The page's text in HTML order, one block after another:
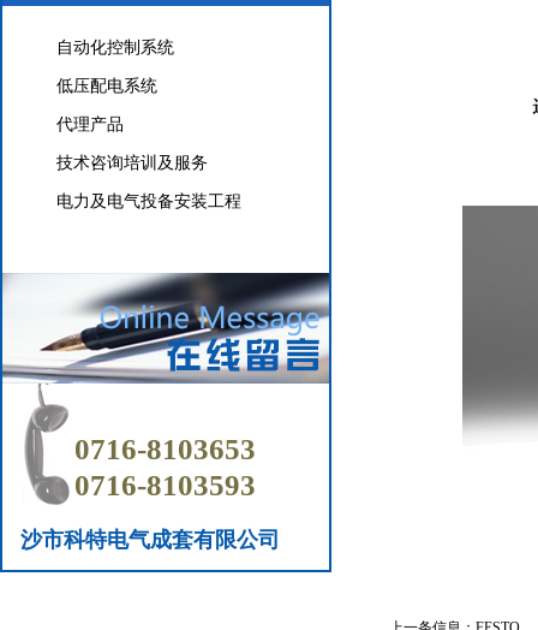
自动化控制系统
低压配电系统
代理产品
技术咨询培训及服务
电力及电气投备安装工程
0716-8103653
0716-8103593
沙市科特电气成套有限公司